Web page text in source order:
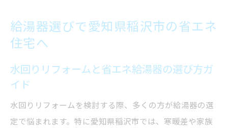
給湯器選びで愛知県稲沢市の省エネ
住宅へ
水回りリフォームと省エネ給湯器の選び方ガ
イド
水回りリフォームを検討する際、多くの方が給湯器の選
定で悩まれます。特に愛知県稲沢市では、寒暖差や家族